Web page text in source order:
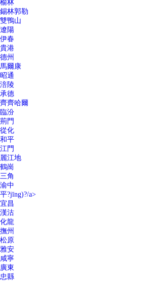
榆林
錫林郭勒
雙鴨山
遼陽
伊春
貴港
德州
馬爾康
昭通
涪陵
承德
齊齊哈爾
臨汾
荊門
從化
和平
江門
麗江地
鶴崗
三角
渝中
平?jīng)?/a>
宜昌
漢沽
化龍
撫州
松原
雅安
咸寧
廣東
忠縣